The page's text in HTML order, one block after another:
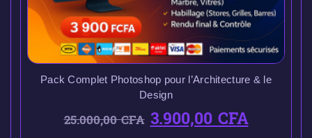
Pack Complet Photoshop pour l’Architecture & le
Design
25.000,00CFA 3.900,00CFA